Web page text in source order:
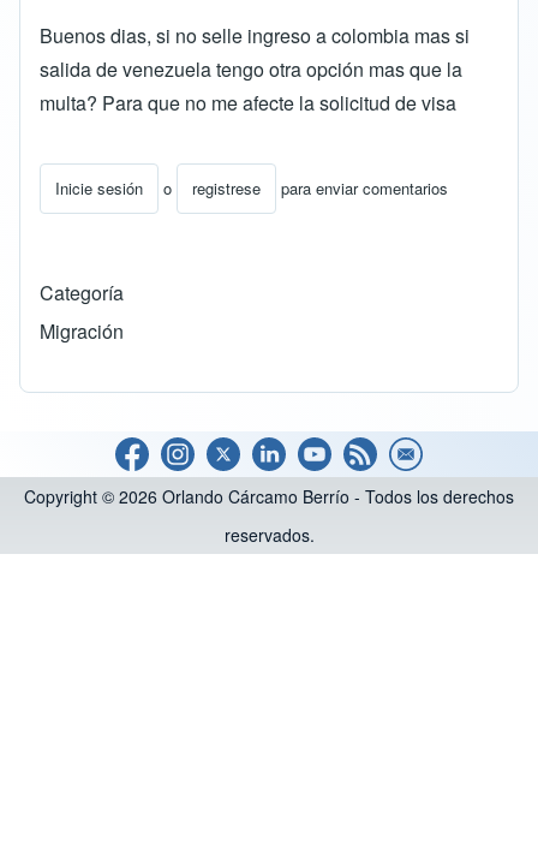
Buenos dias, si no selle ingreso a colombia mas si
salida de venezuela tengo otra opción mas que la
multa? Para que no me afecte la solicitud de visa
Inicie sesión o registrese para enviar comentarios
Categoría
Migración
Copyright © 2026 Orlando Cárcamo Berrío - Todos los derechos
reservados.